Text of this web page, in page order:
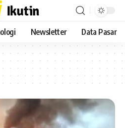
Newsletter Data Pasar